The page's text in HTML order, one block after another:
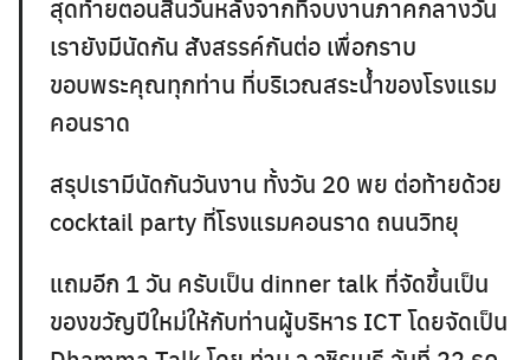
สุดท้ายตอนสิ้นวันหลังจากที่จบงานภาคกลางวัน
เรายังมีนัดกัน สังสรรค์กันต่อ เพื่อกราบ
ขอบพระคุณทุกท่าน ที่บริเวณสระน้ำของโรงแรม
คอนราด
สรุปเรามีนัดกันวันงาน ทั้งวัน 20 พย ต่อท้ายด้วย
cocktail party ที่โรงแรมคอนราด ถนนวิทยุ
แถมอีก 1 วัน ครับเป็น dinner talk ที่จัดขึ้นเป็น
ของขวัญปีใหม่ให้กับท่านผู้บริหาร ICT โดยจัดเป็น